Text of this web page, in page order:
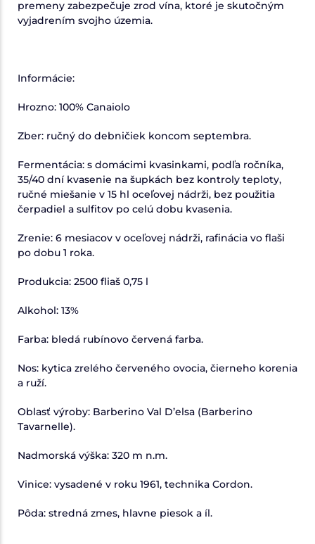
premeny zabezpečuje zrod vína, ktoré je skutočným
vyjadrením svojho územia.
Informácie:
Hrozno: 100% Canaiolo
Zber: ručný do debničiek koncom septembra.
Fermentácia: s domácimi kvasinkami, podľa ročníka,
35/40 dní kvasenie na šupkách bez kontroly teploty,
ručné miešanie v 15 hl oceľovej nádrži, bez použitia
čerpadiel a sulfitov po celú dobu kvasenia.
Zrenie: 6 mesiacov v oceľovej nádrži, rafinácia vo flaši
po dobu 1 roka.
Produkcia: 2500 fliaš 0,75 l
Alkohol: 13%
Farba: bledá rubínovo červená farba.
Nos: kytica zrelého červeného ovocia, čierneho korenia
a ruží.
Oblasť výroby: Barberino Val D’elsa (Barberino
Tavarnelle).
Nadmorská výška: 320 m n.m.
Vinice: vysadené v roku 1961, technika Cordon.
Pôda: stredná zmes, hlavne piesok a íl.